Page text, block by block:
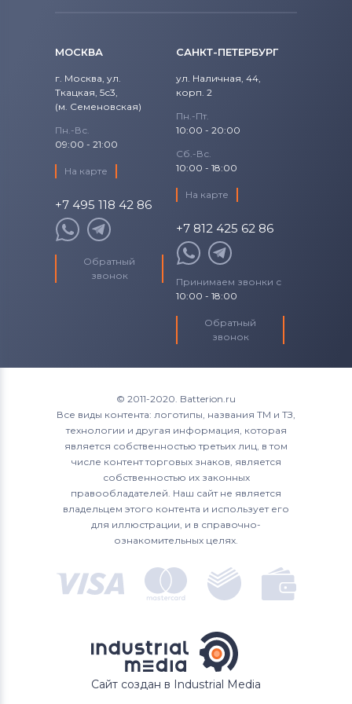
Аккумуляторы для ноутбуков
Machenike
Аккумуляторы для ноутбуковClevo
Аккумуляторы для ноутбуковSony
Аккумуляторы для ноутбуков
Fujitsu-Siemens
Аккумуляторы для ноутбуков
Аккумуляторы для ноутбуков
Аккумуляторы для ноутбуков
Аккумуляторы для ноутбуков Acer
Аккумуляторы для ноутбуков Asus
Аккумуляторы для ноутбуков
Alienware
250 Series
255 Series
300 Series
600 Series
Business Notebook
Compaq nc Series
Compaq nw Series
Compaq nx Series
Compaq Presario cq Series
Compaq tc Series
EliteBook
EliteBook x360
Envy 13 Series
Envy 13-ab Series
13-W021TU x360
13-W022TU x360
13-W031ng x360
13-W033ng x360
13t-3000 CTO
AE001TU x360
AE003TU x360
AE004TU x360
AE005TU x360
AE006TU x360
ae010nd x360
МОСКВА
г. Москва, ул.
Ткацкая, 5с3,
(м. Семеновская)
Пн.-Вс.
09:00 - 21:00
На карте
+7 495 118 42 86
Обратный
звонок
САНКТ-ПЕТЕРБУРГ
ул. Наличная, 44,
корп. 2
Пн.-Пт.
10:00 - 20:00
Сб.-Вс.
10:00 - 18:00
На карте
+7 812 425 62 86
Принимаем звонки с
10:00 - 18:00
Обратный
звонок
© 2011-2020. Batterion.ru
Все виды контента: логотипы, названия ТМ и ТЗ,
технологии и другая информация, которая
является собственностью третьих лиц, в том
числе контент торговых знаков, является
собственностью их законных
правообладателей. Наш сайт не является
владельцем этого контента и использует его
для иллюстрации, и в справочно-
ознакомительных целях.
Сайт создан в Industrial Media